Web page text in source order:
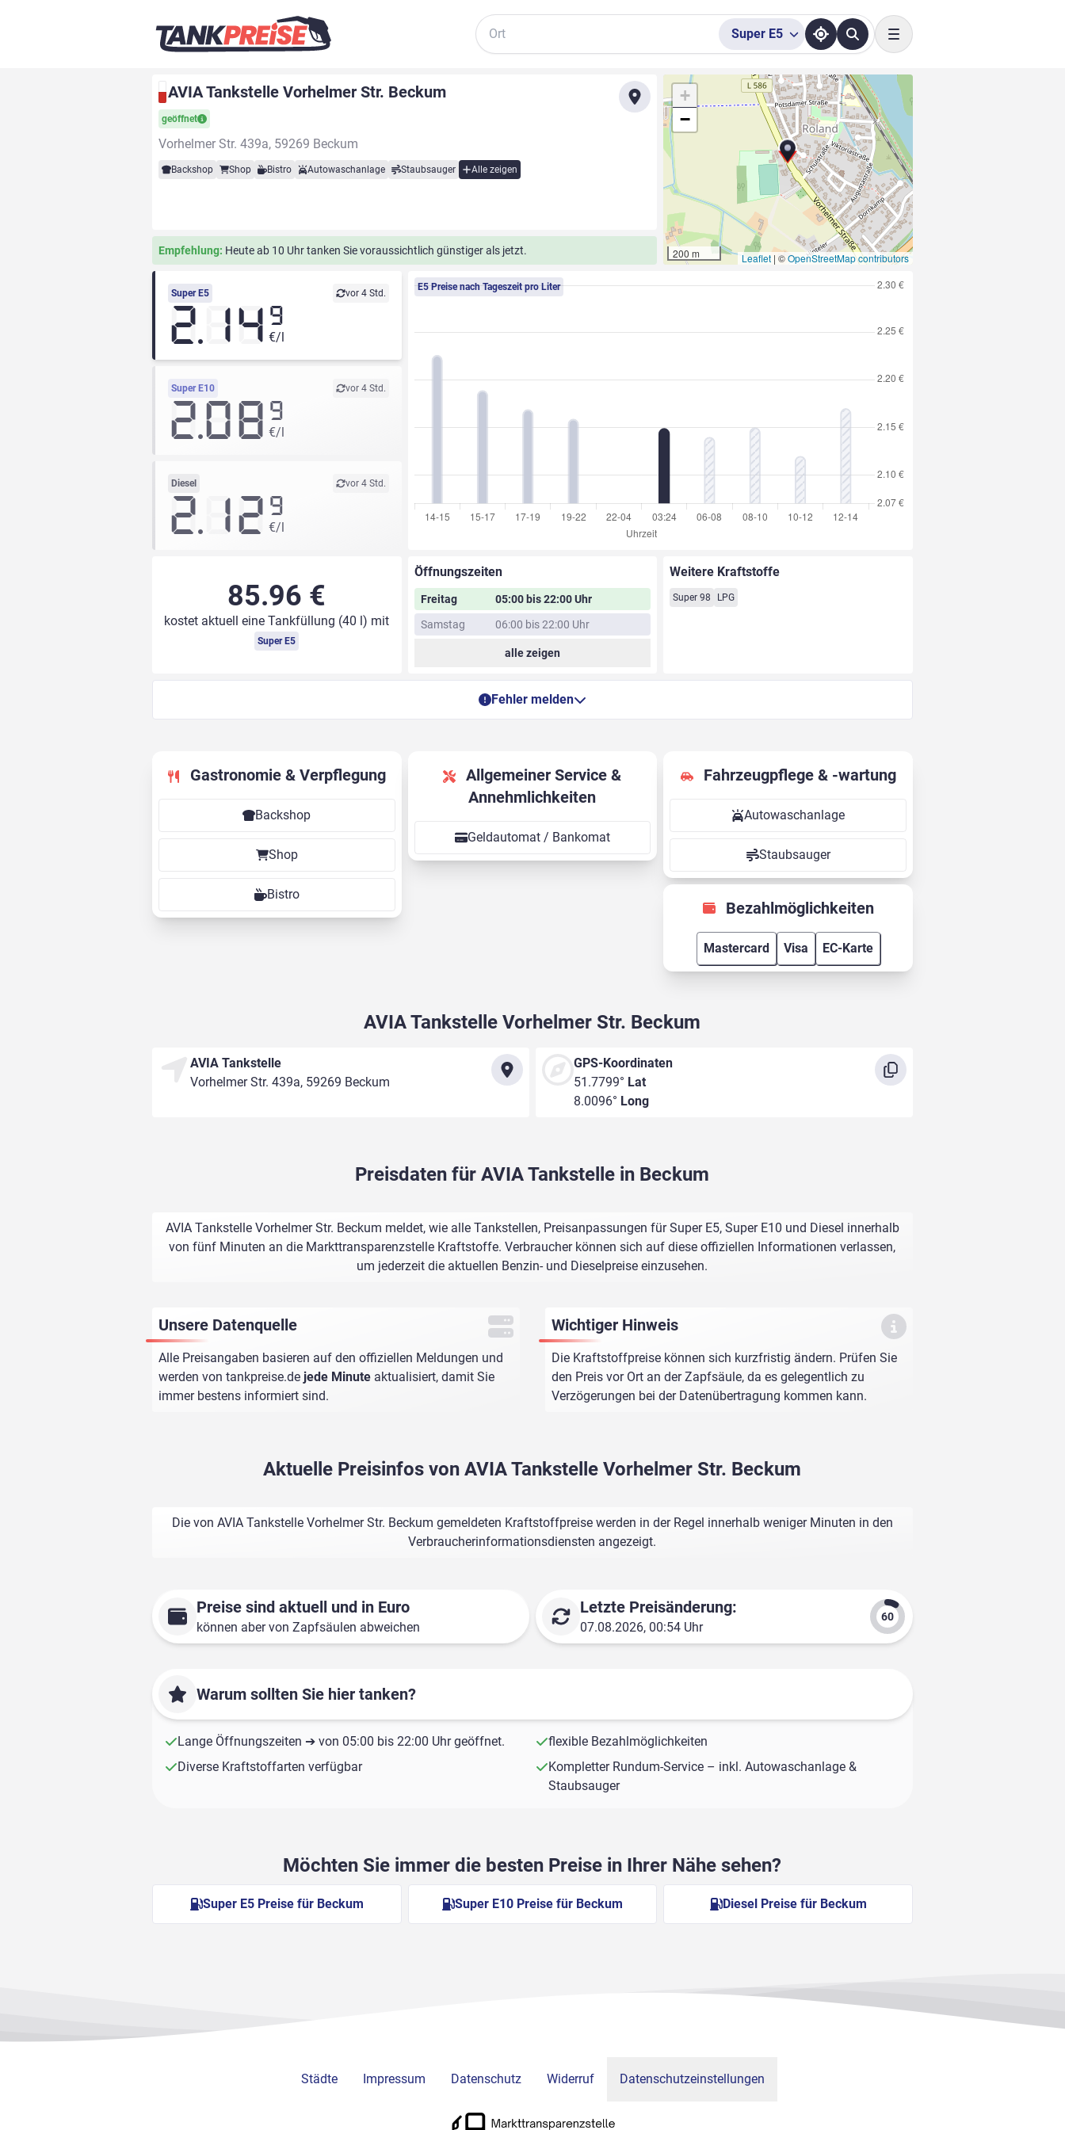
Suche
Super E5
Toggle navigation
AVIA Tankstelle Vorhelmer Str. Beckum
geöffnet
Vorhelmer Str. 439a, 59269 Beckum
Backshop Shop Bistro Autowaschanlage Staubsauger Alle zeigen
Empfehlung: Heute ab 10 Uhr tanken Sie voraussichtlich günstiger als jetzt.
+
−
200 m Leaflet | ©OpenStreetMap contributors
Super E5 vor 4 Std.
2.14 9
€/l
Super E10 vor 4 Std.
2.08 9
€/l
Diesel vor 4 Std.
2.12 9
€/l
E5 Preise nach Tageszeit pro Liter
85.96 €
kostet aktuell eine Tankfüllung (40 l) mit
Super E5
Öffnungszeiten
Freitag
05:00 bis 22:00 Uhr
Samstag
06:00 bis 22:00 Uhr
alle zeigen
Weitere Kraftstoffe
Super 98 LPG
Fehler melden
Gastronomie & Verpflegung
Backshop
Shop
Bistro
Allgemeiner Service &
Annehmlichkeiten
Geldautomat / Bankomat
Fahrzeugpflege & -wartung
Autowaschanlage
Staubsauger
Bezahlmöglichkeiten
Mastercard Visa EC-Karte
AVIA Tankstelle Vorhelmer Str. Beckum
AVIA Tankstelle
Vorhelmer Str. 439a, 59269 Beckum
GPS-Koordinaten
51.7799° Lat
8.0096° Long
Preisdaten für AVIA Tankstelle in Beckum
AVIA Tankstelle Vorhelmer Str. Beckum meldet, wie alle Tankstellen, Preisanpassungen für Super E5, Super E10 und Diesel innerhalb
von fünf Minuten an die Markttransparenzstelle Kraftstoffe. Verbraucher können sich auf diese offiziellen Informationen verlassen,
um jederzeit die aktuellen Benzin- und Dieselpreise einzusehen.
Unsere Datenquelle
Alle Preisangaben basieren auf den offiziellen Meldungen und
werden von tankpreise.de jede Minute aktualisiert, damit Sie
immer bestens informiert sind.
Wichtiger Hinweis
Die Kraftstoffpreise können sich kurzfristig ändern. Prüfen Sie
den Preis vor Ort an der Zapfsäule, da es gelegentlich zu
Verzögerungen bei der Datenübertragung kommen kann.
Aktuelle Preisinfos von AVIA Tankstelle Vorhelmer Str. Beckum
Die von AVIA Tankstelle Vorhelmer Str. Beckum gemeldeten Kraftstoffpreise werden in der Regel innerhalb weniger Minuten in den
Verbraucherinformationsdiensten angezeigt.
Preise sind aktuell und in Euro
können aber von Zapfsäulen abweichen
Letzte Preisänderung:
07.08.2026, 00:54 Uhr
Warum sollten Sie hier tanken?
Lange Öffnungszeiten ➔ von 05:00 bis 22:00 Uhr geöffnet.
flexible Bezahlmöglichkeiten
Diverse Kraftstoffarten verfügbar
Kompletter Rundum-Service – inkl. Autowaschanlage &
Staubsauger
Möchten Sie immer die besten Preise in Ihrer Nähe sehen?
Super E5 Preise für Beckum Super E10 Preise für Beckum Diesel Preise für Beckum
Städte Impressum Datenschutz Widerruf Datenschutzeinstellungen